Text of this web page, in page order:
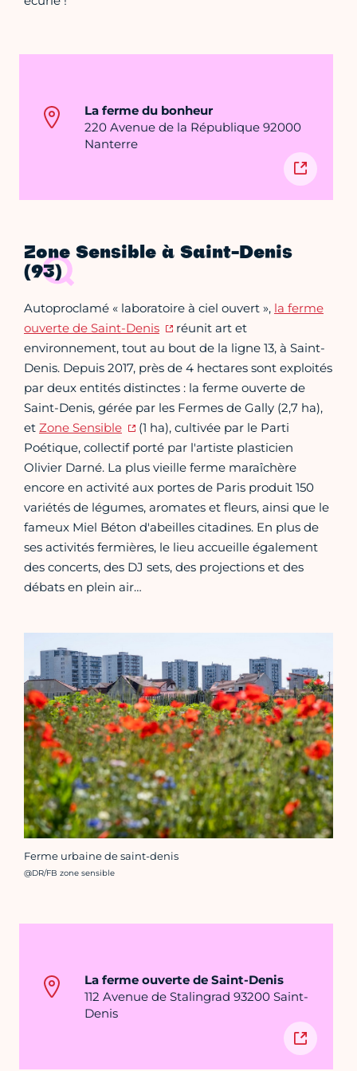
La ferme du bonheur
220 Avenue de la République 92000
Nanterre
Zone Sensible à Saint-Denis
(93)
Autoproclamé « laboratoire à ciel ouvert », la ferme
ouverte de Saint-Denis
réunit art et
environnement, tout au bout de la ligne 13, à Saint-
Denis. Depuis 2017, près de 4 hectares sont exploités
par deux entités distinctes : la ferme ouverte de
Saint-Denis, gérée par les Fermes de Gally (2,7 ha),
et Zone Sensible
(1 ha), cultivée par le Parti
Poétique, collectif porté par l'artiste plasticien
Olivier Darné. La plus vieille ferme maraîchère
encore en activité aux portes de Paris produit 150
variétés de légumes, aromates et fleurs, ainsi que le
fameux Miel Béton d'abeilles citadines. En plus de
ses activités fermières, le lieu accueille également
des concerts, des DJ sets, des projections et des
débats en plein air…
Ferme urbaine de saint-denis
Crédit photo :
@DR/FB zone sensible
La ferme ouverte de Saint-Denis
112 Avenue de Stalingrad 93200 Saint-
Denis